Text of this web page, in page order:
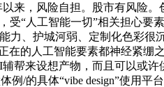
来，风险自担。股市有风险
“人工智能一切”相关担心要
力、护城河弱、定制化色彩
的人工智能要素都神经紧
帮来设想产物，而且可以或
例/的具体“vibe design”使用